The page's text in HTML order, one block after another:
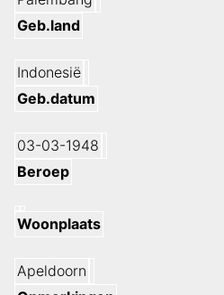
Geb.land
Indonesië
Geb.datum
03-03-1948
Beroep
Woonplaats
Apeldoorn